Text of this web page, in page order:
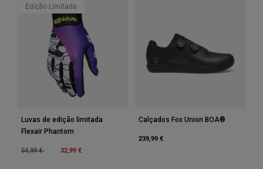
Edição Limitada
Luvas de edição limitada
Flexair Phantom
Price reduced from
54,99 € 32,99 €
Calçados Fox Union BOA®
239,99 €